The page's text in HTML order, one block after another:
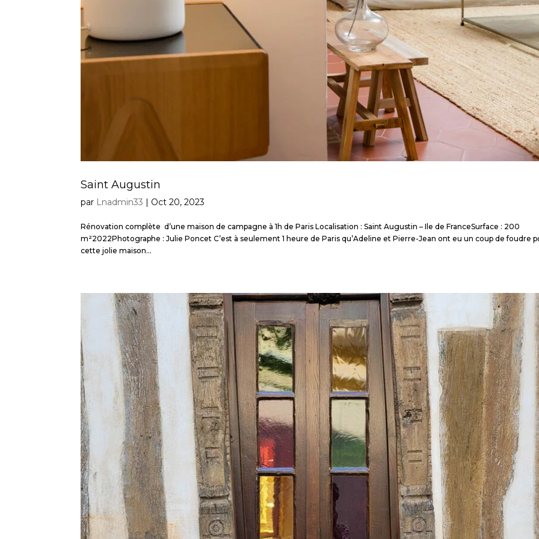
Saint Augustin
par Lnadmin33 | Oct 20, 2023
Rénovation complète d’une maison de campagne à 1h de Paris Localisation : Saint Augustin – Ile de FranceSurface : 200
m²2022Photographe : Julie Poncet C’est à seulement 1 heure de Paris qu’Adeline et Pierre-Jean ont eu un coup de foudre
cette jolie maison...